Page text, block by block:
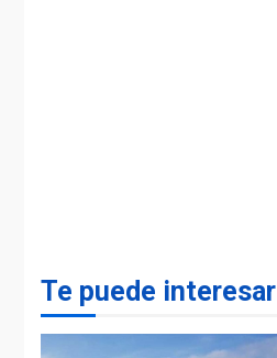
Te puede interesar